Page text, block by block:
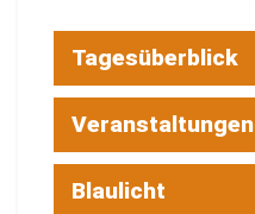
Tagesüberblick
Veranstaltungen
Blaulicht